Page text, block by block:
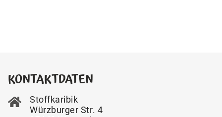
KONTAKTDATEN
Stoffkaribik
Würzburger Str. 4